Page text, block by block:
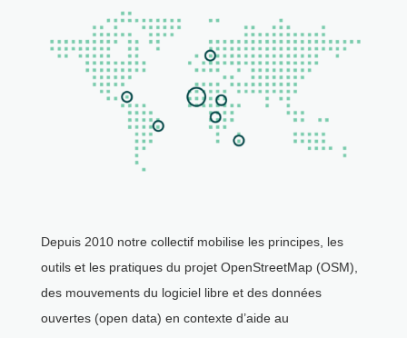
Depuis 2010 notre collectif mobilise les principes, les
outils et les pratiques du projet OpenStreetMap (OSM),
des mouvements du logiciel libre et des données
ouvertes (open data) en contexte d’aide au